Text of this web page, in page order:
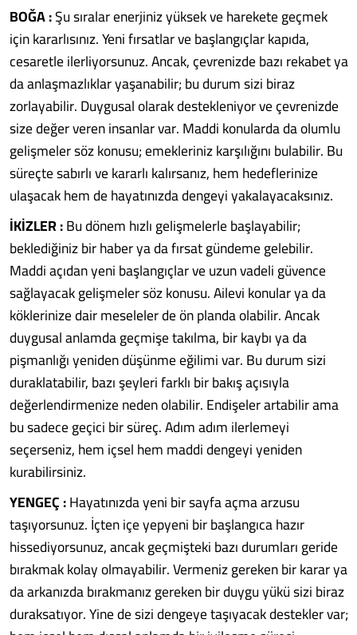
BOĞA :Şu sıralar enerjiniz yüksek ve harekete geçmek
için kararlısınız. Yeni fırsatlar ve başlangıçlar kapıda,
cesaretle ilerliyorsunuz. Ancak, çevrenizde bazı rekabet ya
da anlaşmazlıklar yaşanabilir; bu durum sizi biraz
zorlayabilir. Duygusal olarak destekleniyor ve çevrenizde
size değer veren insanlar var. Maddi konularda da olumlu
gelişmeler söz konusu; emekleriniz karşılığını bulabilir. Bu
süreçte sabırlı ve kararlı kalırsanız, hem hedeflerinize
ulaşacak hem de hayatınızda dengeyi yakalayacaksınız.
İKİZLER :Bu dönem hızlı gelişmelerle başlayabilir;
beklediğiniz bir haber ya da fırsat gündeme gelebilir.
Maddi açıdan yeni başlangıçlar ve uzun vadeli güvence
sağlayacak gelişmeler söz konusu. Ailevi konular ya da
köklerinize dair meseleler de ön planda olabilir. Ancak
duygusal anlamda geçmişe takılma, bir kaybı ya da
pişmanlığı yeniden düşünme eğilimi var. Bu durum sizi
duraklatabilir, bazı şeyleri farklı bir bakış açısıyla
değerlendirmenize neden olabilir. Endişeler artabilir ama
bu sadece geçici bir süreç. Adım adım ilerlemeyi
seçerseniz, hem içsel hem maddi dengeyi yeniden
kurabilirsiniz.
YENGEÇ :Hayatınızda yeni bir sayfa açma arzusu
taşıyorsunuz. İçten içe yepyeni bir başlangıca hazır
hissediyorsunuz, ancak geçmişteki bazı durumları geride
bırakmak kolay olmayabilir. Vermeniz gereken bir karar ya
da arkanızda bırakmanız gereken bir duygu yükü sizi biraz
duraksatıyor. Yine de sizi dengeye taşıyacak destekler var;